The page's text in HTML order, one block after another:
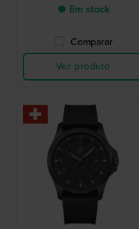
● Em stock
Comparar
Ver produto